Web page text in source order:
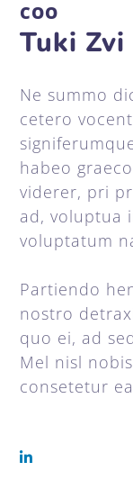
COO
Tuki
Ne summo
cetero
habeo
viderer, pri
ad, voluptua
voluptatum
Partiendo
nostro
quo ei, ad
Mel nisl
consetetur